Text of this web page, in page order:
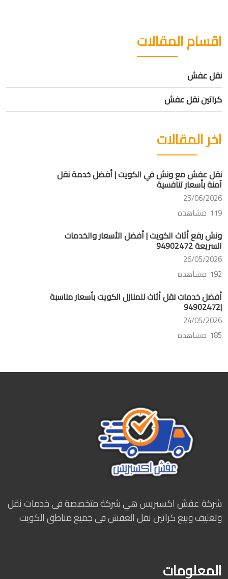
اقسام المقالات
نقل عفش
كراتين نقل عفش
اخر المقالات
نقل عفش مع ونش في الكويت | أفضل خدمة نقل
آمنة بأسعار تنافسية
25/06/2026
119 مشاهده
ونش رفع أثاث الكويت | أفضل الأسعار والخدمات
السريعة 94902472
26/05/2026
192 مشاهده
أفضل خدمات نقل أثاث للمنازل الكويت بأسعار مناسبة
|94902472
24/05/2026
185 مشاهده
شركة عفش اكسبريس هي شركة متخصصة فى خدمات نقل
وتغليف وبيع كراتين نقل العفش فى جميع مناطق الكويت
المعلومات